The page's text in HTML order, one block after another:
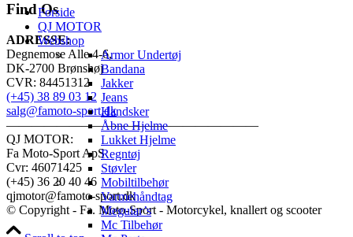
Forside
QJ MOTOR
Webshop
Armor Undertøj
Bandana
Jakker
Jeans
Handsker
Åbne Hjelme
Lukket Hjelme
Regntøj
Støvler
Mobiltilbehør
Varmehåndtag
Meguiar’s
Mc Tilbehør
Find Os
ADRESSE:
Degnemose Alle 4-6,
DK-2700 Brønshøj
CVR: 84451312
(+45) 38 89 03 12
salg@famoto-sport.dk
————————————————————
QJ MOTOR:
Fa Moto-Sport ApS
Cvr: 46071425
(+45) 36 20 40 46
qjmotor@famoto-sport.dk
© Copyright - Fa. Moto-Sport - Motorcykel, knallert og scooter